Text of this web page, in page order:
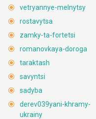
vetryannye-melnytsy
rostavytsa
zamky-ta-fortetsi
romanovkaya-doroga
taraktash
savyntsi
sadyba
derev039yani-khramy-
ukrainy